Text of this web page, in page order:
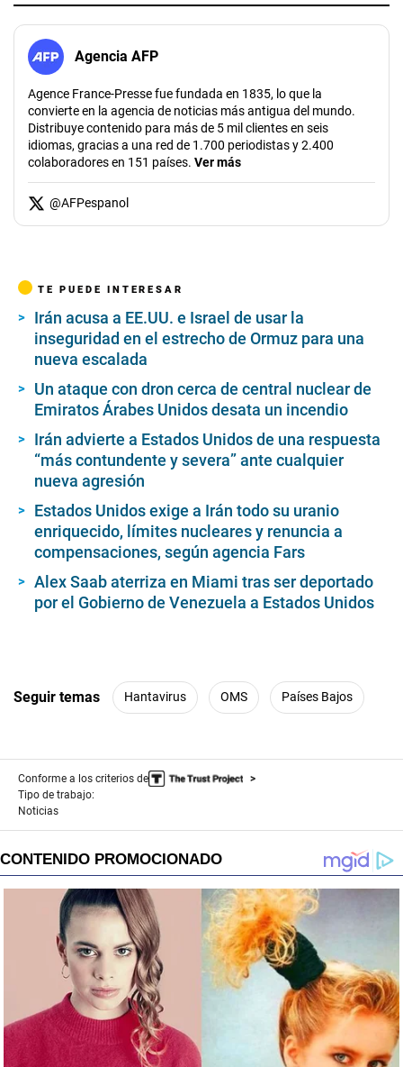
Agencia AFP
Agence France-Presse fue fundada en 1835, lo que la
convierte en la agencia de noticias más antigua del mundo.
Distribuye contenido para más de 5 mil clientes en seis
idiomas, gracias a una red de 1.700 periodistas y 2.400
colaboradores en 151 países. Ver más
@AFPespanol
TE PUEDE INTERESAR
Irán acusa a EE.UU. e Israel de usar la
inseguridad en el estrecho de Ormuz para una
nueva escalada
Un ataque con dron cerca de central nuclear de
Emiratos Árabes Unidos desata un incendio
Irán advierte a Estados Unidos de una respuesta
“más contundente y severa” ante cualquier
nueva agresión
Estados Unidos exige a Irán todo su uranio
enriquecido, límites nucleares y renuncia a
compensaciones, según agencia Fars
Alex Saab aterriza en Miami tras ser deportado
por el Gobierno de Venezuela a Estados Unidos
Seguir temas Hantavirus OMS Países Bajos
Conforme a los criterios de
Tipo de trabajo:
Noticias